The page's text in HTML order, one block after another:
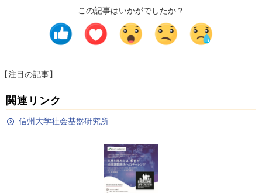
この記事はいかがでしたか？
【注目の記事】
関連リンク
信州大学社会基盤研究所